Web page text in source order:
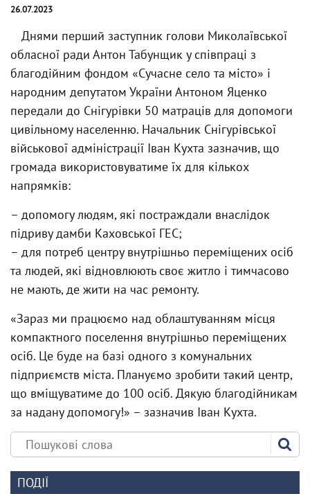
26.07.2023
Днями перший заступник голови Миколаївської
обласної ради Антон Табунщик у співпраці з
благодійним фондом «Сучасне село та місто» і
народним депутатом України Антоном Яценко
передали до Снігурівки 50 матраців для допомоги
цивільному населенню. Начальник Снігурівської
військової адміністрації Іван Кухта зазначив, що
громада використовуватиме їх для кількох
напрямків:
– допомогу людям, які постраждали внаслідок
підриву дамби Каховської ГЕС;
– для потреб центру внутрішньо переміщених осіб
та людей, які відновлюють своє житло і тимчасово
не мають, де жити на час ремонту.
«Зараз ми працюємо над облаштуванням місця
компактного поселення внутрішньо переміщених
осіб. Це буде на базі одного з комунальних
підприємств міста. Плануємо зробити такий центр,
що вміщуватиме до 100 осіб. Дякую благодійникам
за надану допомогу!» – зазначив Іван Кухта.
ПОДІЇ